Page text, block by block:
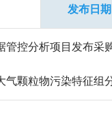
发布日期
管控分析项目发布采
气颗粒物污染特征组